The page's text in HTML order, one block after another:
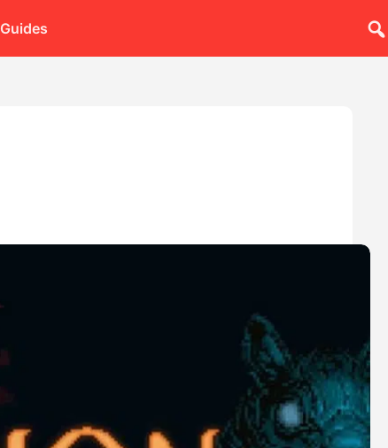
Guides